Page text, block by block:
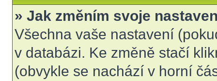
» Jak změním svoje
Všechna vaše nastavení
v databázi. Ke změně stačí
(obvykle se nachází v horní